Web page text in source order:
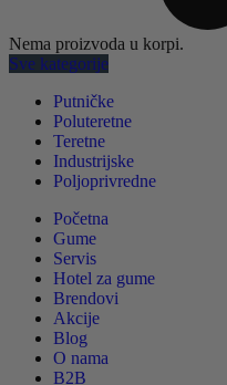
Nema proizvoda u korpi.
Sve kategorije
Putničke
Poluteretne
Teretne
Industrijske
Poljoprivredne
Početna
Gume
Servis
Hotel za gume
Brendovi
Akcije
Blog
O nama
B2B